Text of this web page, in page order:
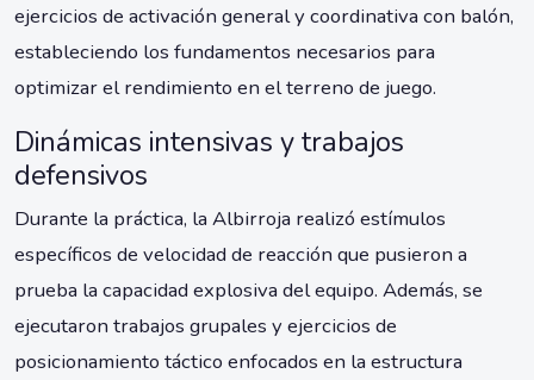
ejercicios de activación general y coordinativa con balón,
estableciendo los fundamentos necesarios para
optimizar el rendimiento en el terreno de juego.
Dinámicas intensivas y trabajos
defensivos
Durante la práctica, la Albirroja realizó estímulos
específicos de velocidad de reacción que pusieron a
prueba la capacidad explosiva del equipo. Además, se
ejecutaron trabajos grupales y ejercicios de
posicionamiento táctico enfocados en la estructura